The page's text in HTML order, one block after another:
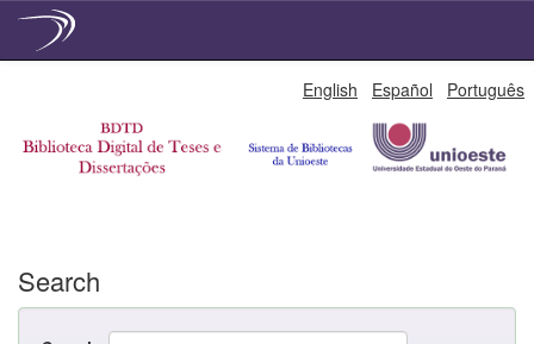
English Español Português
Search